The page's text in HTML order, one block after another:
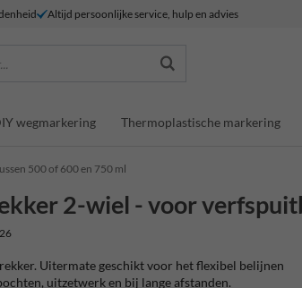
Altijd persoonlijke service, hulp en advies
wegmarkering Thermoplastische markering
500 of 600 en 750 ml
2-wiel - voor
Uitermate geschikt voor het flexibel belijnen
uitzetwerk en bij lange afstanden.